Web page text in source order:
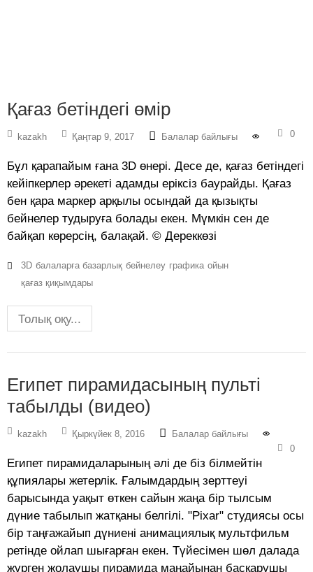
Қағаз бетіндегі өмір
kazakh Қаңтар 9, 2017 Балалар байлығы 0
Бұл қарапайым ғана 3D өнері. Десе де, қағаз бетіндегі
кейіпкерлер әрекеті адамды еріксіз баурайды. Қағаз
бен қара маркер арқылы осындай да қызықты
бейнелер тудыруға болады екен. Мүмкін сен де
байқап көрерсің, балақай. © Дереккөзі
3D балаларға базарлық бейнелеу графика ойын
қағаз қиқымдары
Толық оқу...
Египет пирамидасының пульті
табылды (видео)
kazakh Қыркүйек 8, 2016
Балалар байлығы
0
Египет пирамидаларының әлі де біз білмейтін
құпиялары жетерлік. Ғалымдардың зерттеуі
барысында уақыт өткен сайын жаңа бір тылсым
дүние табылып жатқаны белгілі. "Pixar" студиясы осы
бір таңғажайып дүниені анимациялық мультфильм
ретінде ойлап шығарған екен. Түйесімен шөл далада
жүрген жолаушы пирамида маңайынан басқарушы